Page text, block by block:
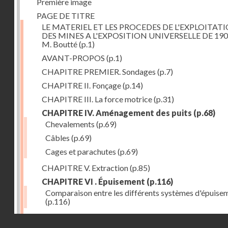
PAGE DE TITRE
LE MATERIEL ET LES PROCEDES DE
DES MINES A L'EXPOSITION UNIVERSELLE DE
M. Boutté(p.1)
AVANT-PROPOS (p.1)
CHAPITRE PREMIER. Sondages (p.7)
CHAPITRE II. Fonçage(p.14)
CHAPITRE III. La force motrice(p.31)
CHAPITRE IV. Aménagement des puits (p.68)
Chevalements (p.69)
Câbles (p.69)
Cages et parachutes (p.69)
CHAPITRE V. Extraction(p.85)
CHAPITRE VI . Épuisement (p.116)
Comparaison entre les différents systèmes
(p.116)